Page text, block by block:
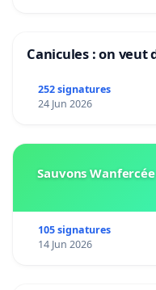
Canicules : on veut
252 signatures
24 Jun 2026
Sauvons
105 signatures
14 Jun 2026